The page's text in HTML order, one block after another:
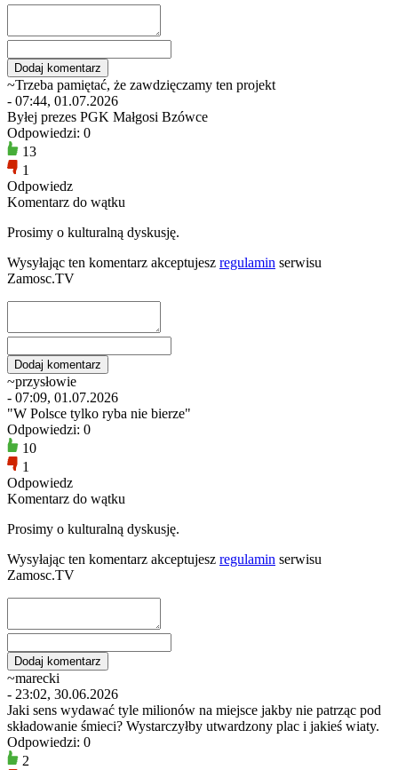
~Trzeba pamiętać, że zawdzięczamy ten projekt
- 07:44, 01.07.2026
Byłej prezes PGK Małgosi Bzówce
Odpowiedzi: 0
13
1
Odpowiedz
Komentarz do wątku
Prosimy o kulturalną dyskusję.
Wysyłając ten komentarz akceptujesz regulamin serwisu
Zamosc.TV
~przysłowie
- 07:09, 01.07.2026
"W Polsce tylko ryba nie bierze"
Odpowiedzi: 0
10
1
Odpowiedz
Komentarz do wątku
Prosimy o kulturalną dyskusję.
Wysyłając ten komentarz akceptujesz regulamin serwisu
Zamosc.TV
~marecki
- 23:02, 30.06.2026
Jaki sens wydawać tyle milionów na miejsce jakby nie patrząc pod
składowanie śmieci? Wystarczyłby utwardzony plac i jakieś wiaty.
Odpowiedzi: 0
2